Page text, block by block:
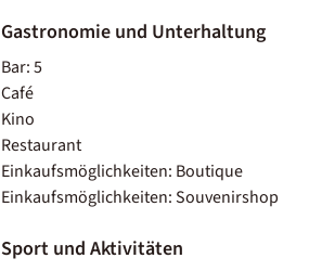
Gastronomie und Unterhaltung
Bar: 5
Café
Kino
Restaurant
Einkaufsmöglichkeiten: Boutique
Einkaufsmöglichkeiten: Souvenirshop
Sport und Aktivitäten